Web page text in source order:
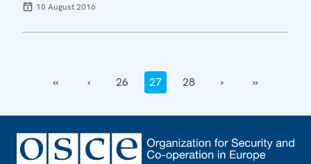
10 August 2016
‹‹ ‹ 26 27 28 › ››